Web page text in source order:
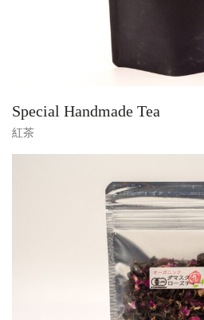
Special Handmade Tea
紅茶